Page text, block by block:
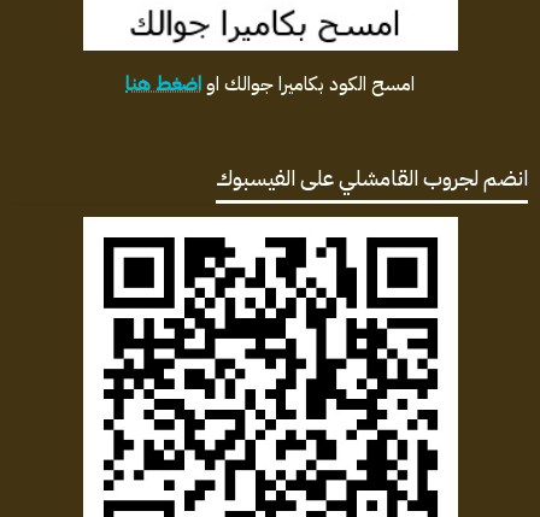
امسح الكود بكاميرا جوالك اواضغط هنا
انضم لجروب القامشلي على الفيسبوك